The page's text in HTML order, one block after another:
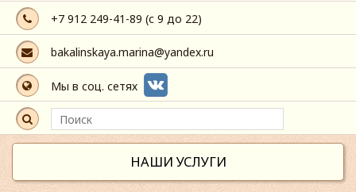
+7 912 249-41-89 (с 9 до 22)
bakalinskaya.marina@yandex.ru
Мы в соц. сетях
НАШИ УСЛУГИ